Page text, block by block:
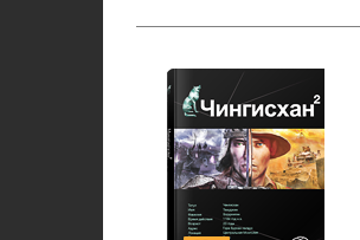
24 апреля стартовали